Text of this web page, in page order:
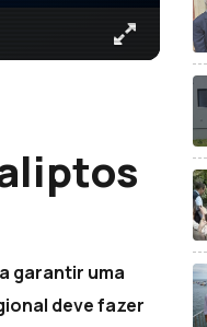
garantir uma
deve fazer